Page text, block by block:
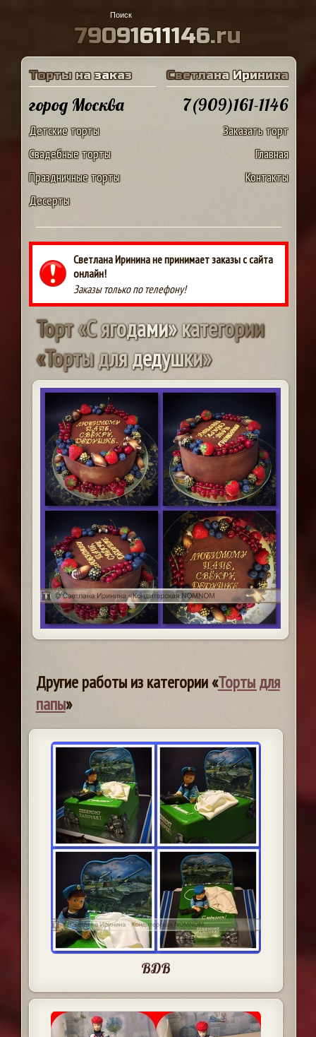
79091611146.ru
Торты на заказ
город Москва
Детские торты
Свадебные торты
Праздничные торты
Десерты
Светлана Иринина
7(909)161-1146
Заказать торт
Главная
Контакты
Светлана Иринина не принимает заказы с сайта
онлайн!
Заказы только по телефону!
Торт«Сягодами»категории
«Тортыдлядедушки»
Другие работы из категории «Торты для
папы»
ВДВ